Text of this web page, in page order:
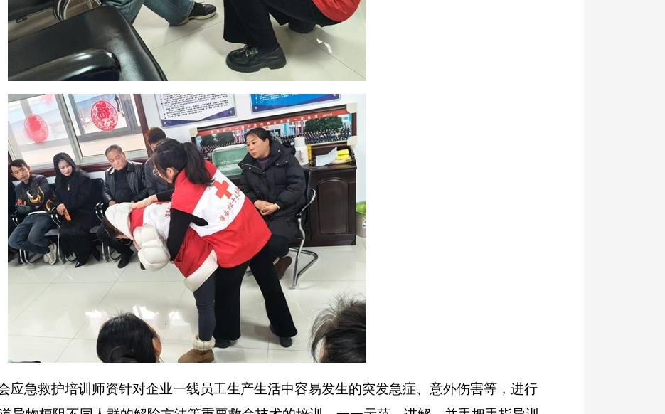
急救护培训师资针对企业一线员工生产生活中容易发生的突发急症、意外伤害等，进行